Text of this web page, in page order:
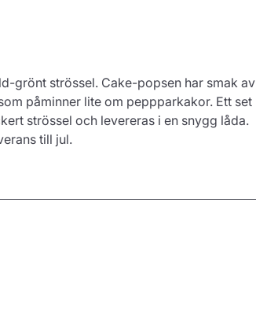
grönt strössel. Cake-popsen har smak av
påminner lite om peppparkakor. Ett set
strössel och levereras i en snygg låda.
till jul.